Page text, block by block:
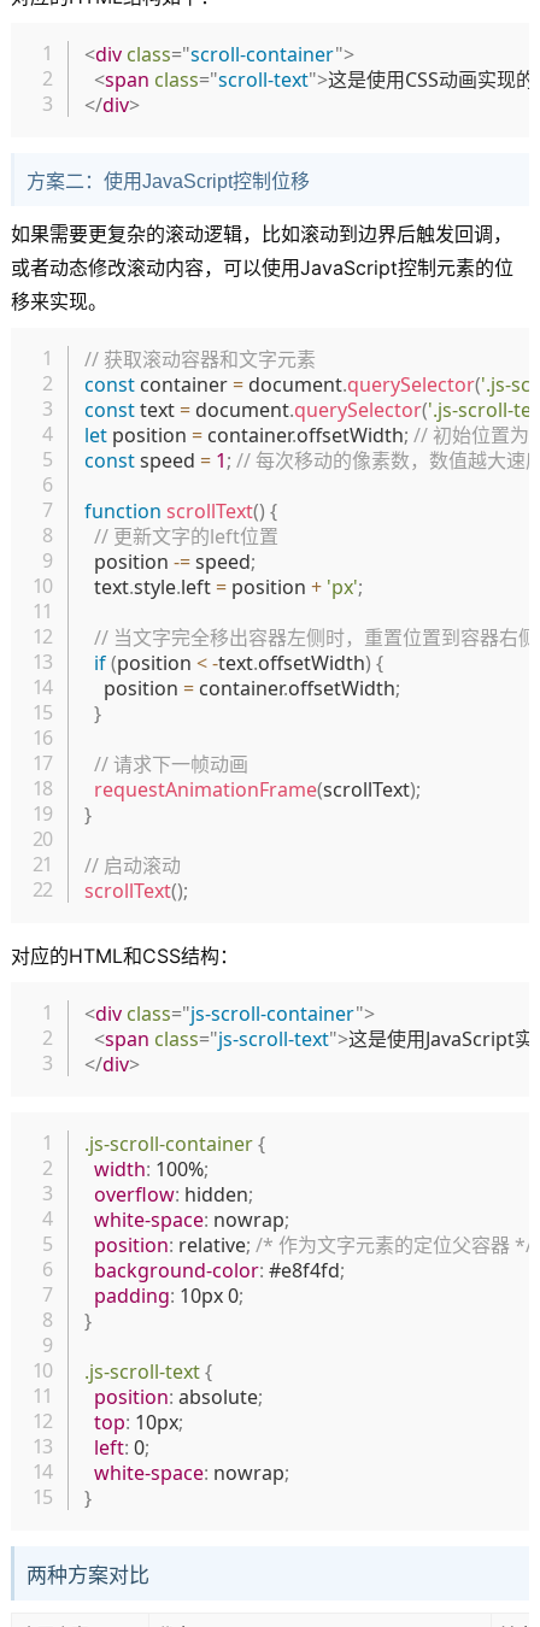
<div class="scroll-container">
<span class="scroll-text">这是使用CSS动画实现
</div>
方案二：使用JavaScript控制位移
如果需要更复杂的滚动逻辑，比如滚动到边界后触发回调，
或者动态修改滚动内容，可以使用JavaScript控制元素的位
移来实现。
// 获取滚动容器和文字元素
const container = document.querySelector('.js-
const text = document.querySelector('.js-scroll-
let position = container.offsetWidth; // 初始位置为
const speed = 1; // 每次移动的像素数，数值越大速
function scrollText() {
// 更新文字的left位置
  position
-= speed;
  text
.style.left = position + 'px';
// 当文字完全移出容器左侧时，重置位置到容器右侧
if(position <-text.offsetWidth) {
    position
= container.offsetWidth;
}
// 请求下一帧动画
requestAnimationFrame(scrollText);
}
// 启动滚动
scrollText();
对应的HTML和CSS结构：
<div class="js-scroll-container">
<span class="js-scroll-text">这是使用JavaScript
</div>
.js-scroll-container{
width: 100%;
overflow: hidden;
white-space: nowrap;
position: relative; /* 作为文字元素的定位父容器 */
background-color: #e8f4fd;
padding: 10px 0;
}
.js-scroll-text{
position: absolute;
top: 10px;
left: 0;
white-space: nowrap;
}
两种方案对比